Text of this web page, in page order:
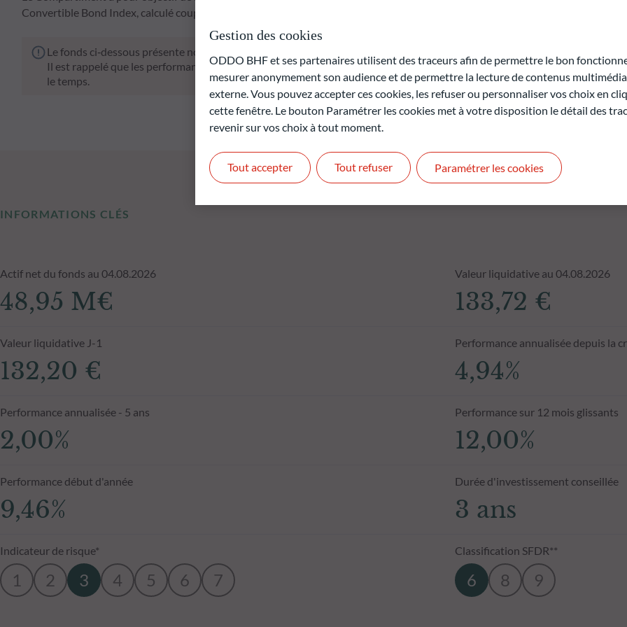
Convertible Bond Index, calculé coupons nets réinvestis, sur un horizon d’investissement minimum de 3 ans.
Le fonds ci‑dessous présente notamment un risque de perte en capital.
Il est rappelé que les performances passées ne préjugent pas des performances futures et ne sont pas constantes dans
le temps.
INFORMATIONS CLÉS
Actif net du fonds au 04.08.2026
48,95 M€
Valeur liquidative au 04.08.2026
133,72 €
Valeur liquidative J-1
132,20 €
Performance annualisée depuis la
4,94%
Performance annualisée - 5 ans
2,00%
Performance sur 12 mois glissants
12,00%
Performance début d'année
9,46%
Durée d'investissement conseillée
3 ans
Indicateur de risque*
1 2 3 4 5 6 7
Classification SFDR**
6 8 9
Gestion des cookies
ODDO BHF et ses partenaires utilisent des traceurs afin de permettre le bon
mesurer anonymement son audience et de permettre la lecture de contenus
externe. Vous pouvez accepter ces cookies, les refuser ou personnaliser vos choix en
cette fenêtre. Le bouton Paramétrer les cookies met à votre disposition le détail des
revenir sur vos choix à tout moment.
Tout refuser
Tout accepter Paramétrer les cookies